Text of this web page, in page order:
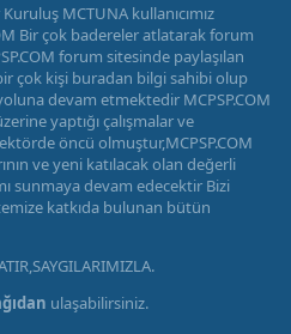
MCTUNA kullanıcımız
Bir çok badereler atlatarak forum
forum sitesinde paylaşılan
çok kişi buradan bilgi sahibi olup
devam etmektedir MCPSP.COM
yaptığı çalışmalar ve
öncü olmuştur,MCPSP.COM
ve yeni katılacak olan değerli
sunmaya devam edecektir Bizi
katkıda bulunan bütün
ulaşabilirsiniz.